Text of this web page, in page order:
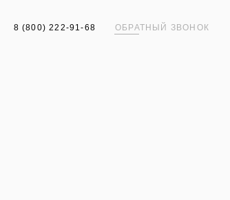
8 (800) 222-91-68 ОБРАТНЫЙ ЗВОНОК